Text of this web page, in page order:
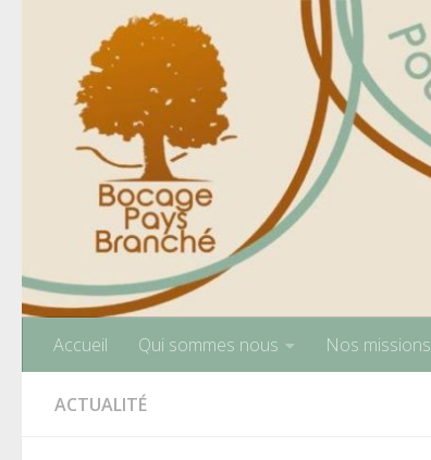
Skip to content
Accueil Qui sommes nous Nos missions
ACTUALITÉ